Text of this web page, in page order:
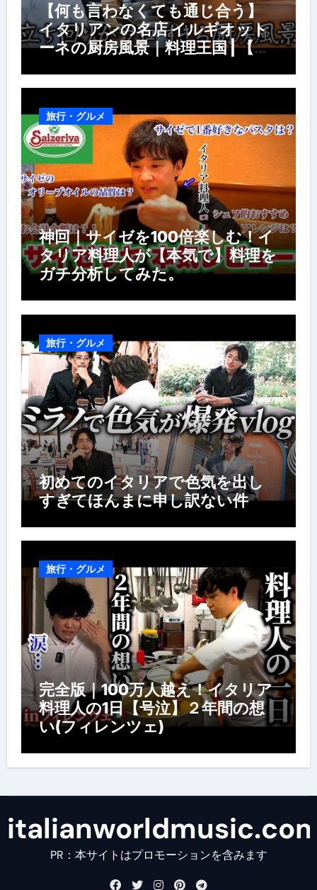
【何も言わなくても通じ合う】
イタリアンの名店 イルギオット
ーネの厨房風景｜料理王国 | 【厨
風景】
旅行・グルメ
神回｜サイゼを100倍楽しむ！イ
タリア料理人が【本気で】料理を
ガチ分析してみた。
旅行・グルメ
初めてのイタリアで色気を出し
すぎてほんまに申し訳ない件
旅行・グルメ
完全版｜100万人越え！イタリア
料理人の1日【号泣】２年間の想
い(フィレンツェ)
PR：本サイトはプロモーションを含みます